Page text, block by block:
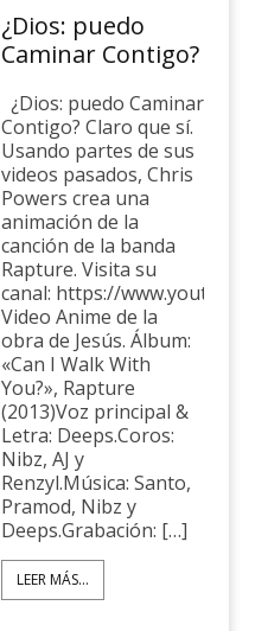
¿Dios: puedo
Caminar Contigo?
¿Dios: puedo Caminar
Contigo? Claro que sí.
Usando partes de sus
videos pasados, Chris
Powers crea una
animación de la
canción de la banda
Rapture. Visita su
canal: https://
Video Anime de la
obra de Jesús. Álbum:
«Can I Walk With
You?», Rapture
(2013)Voz principal &
Letra: Deeps.Coros:
Nibz, AJ y
Renzyl.Música: Santo,
Pramod, Nibz y
Deeps.Grabación: […]
LEER MÁS...